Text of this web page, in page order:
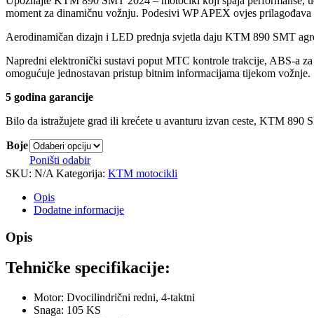
moment za dinamičnu vožnju. Podesivi WP APEX ovjes
Aerodinamičan dizajn i LED prednja svjetla daju KTM 890 SMT
Napredni elektronički sustavi poput MTC kontrole trakcije, ABS-a
omogućuje jednostavan pristup bitnim informacijama tijekom vožnje.
5 godina garancije
Bilo da istražujete grad ili krećete u avanturu izvan ceste, KTM 890
Boje
Poništi odabir
SKU: N/A Kategorija: KTM motocikli
Opis
Dodatne informacije
Opis
Tehničke specifikacije:
Motor: Dvocilindrični redni, 4-taktni
Snaga: 105 KS